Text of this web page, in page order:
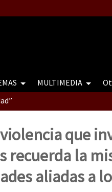
MULTIMEDIA
populações e a
e a natureza sob
que
recuerda la
aliadas a